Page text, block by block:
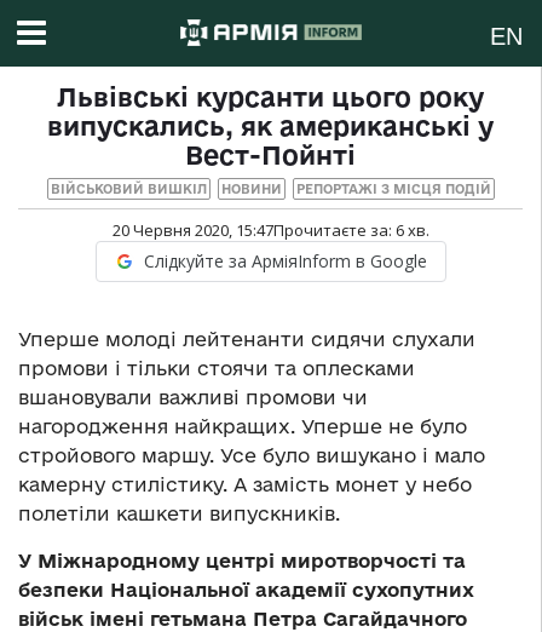
EN
Львівські курсанти цього року
випускались, як американські у
Вест-Пойнті
ВІЙСЬКОВИЙ ВИШКІЛ НОВИНИ РЕПОРТАЖІ З МІСЦЯ ПОДІЙ
20 Червня 2020, 15:47Прочитаєте за: 6хв.
Слідкуйте за АрміяInform в Google
Уперше молоді лейтенанти сидячи слухали
промови і тільки стоячи та оплесками
вшановували важливі промови чи
нагородження найкращих. Уперше не було
стройового маршу. Усе було вишукано і мало
камерну стилістику. А замість монет у небо
полетіли кашкети випускників.
У Міжнародному центрі миротворчості та
безпеки Національної академії сухопутних
військ імені гетьмана Петра Сагайдачного